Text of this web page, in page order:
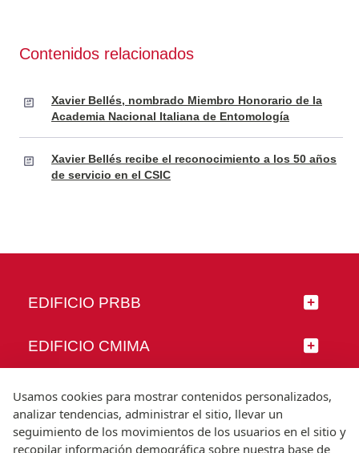
Contenidos relacionados
Xavier Bellés, nombrado Miembro Honorario de la
Academia Nacional Italiana de Entomología
Xavier Bellés recibe el reconocimiento a los 50 años
de servicio en el CSIC
EDIFICIO PRBB
EDIFICIO CMIMA
SÍGUENOS
Usamos cookies para mostrar contenidos personalizados,
analizar tendencias, administrar el sitio, llevar un
seguimiento de los movimientos de los usuarios en el sitio y
recopilar información demográfica sobre nuestra base de